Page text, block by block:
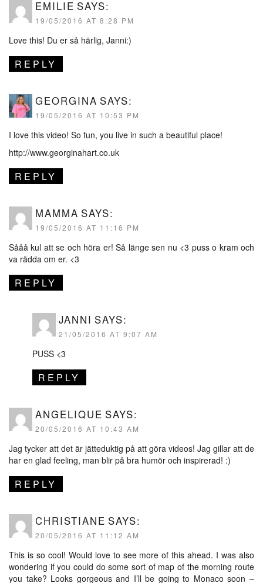
EMILIE SAYS:
19/05/2016 AT 8:28 PM
Love this! Du er så härlig, Janni:)
REPLY
GEORGINA SAYS:
19/05/2016 AT 10:53 PM
I love this video! So fun, you live in such a beautiful place!
http://www.georginahart.co.uk
REPLY
MAMMA SAYS:
19/05/2016 AT 11:16 PM
Sååå kul att se och höra er! Så länge sen nu <3 puss o kram och
va rädda om er. <3
REPLY
JANNI SAYS:
21/05/2016 AT 9:07 AM
PUSS <3
REPLY
ANGELIQUE SAYS:
20/05/2016 AT 10:43 AM
Jag tycker att det är jätteduktig på att göra videos! Jag gillar att de
har en glad feeling, man blir på bra humör och inspirerad! :)
REPLY
CHRISTIANE SAYS:
20/05/2016 AT 11:12 AM
This is so cool! Would love to see more of this ahead. I was also
wondering if you could do some sort of map of the morning route
you take? Looks gorgeous and I’ll be going to Monaco soon –